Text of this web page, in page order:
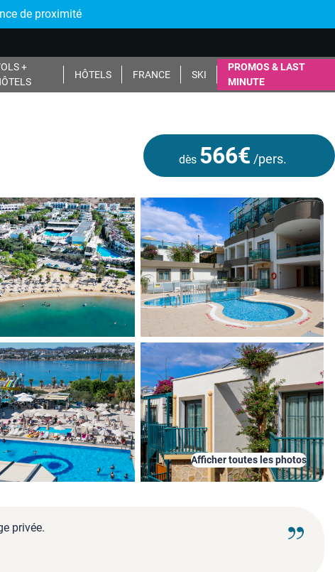
de proximité
+
HÔTELS FRANCE SKI
PROMOS & LAST
MINUTE
dès 566€ /pers.
Afficher toutes les photos
privée.